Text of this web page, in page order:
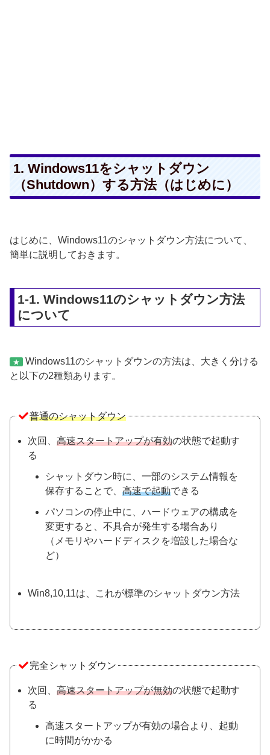
1. Windows11をシャットダウン
（Shutdown）する方法（はじめに）
はじめに、Windows11のシャットダウン方法について、
簡単に説明しておきます。
1-1. Windows11のシャットダウン方法
について
★
Windows11のシャットダウンの方法は、大きく分ける
と以下の2種類あります。
普通のシャットダウン
次回、高速スタートアップが有効の状態で起動す
る
シャットダウン時に、一部のシステム情報を
保存することで、高速で起動できる
パソコンの停止中に、ハードウェアの構成を
変更すると、不具合が発生する場合あり
（メモリやハードディスクを増設した場合な
ど）
Win8,10,11は、これが標準のシャットダウン方法
完全シャットダウン
次回、高速スタートアップが無効の状態で起動す
る
高速スタートアップが有効の場合より、起動
に時間がかかる